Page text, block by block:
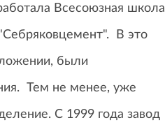
Всесоюзная школа
В это
были
Тем не менее, уже
С 1999 года завод